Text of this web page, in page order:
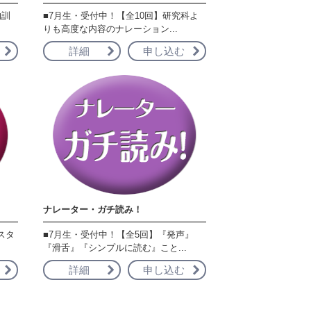
■7月生・受付中！【全10回】研究科よ
りも高度な内容のナレーション...
詳細 申し込む
タ
ナレーター・ガチ読み！
■7月生・受付中！【全5回】『発声』
『滑舌』『シンプルに読む』こと...
詳細 申し込む